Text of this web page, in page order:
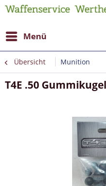
Menü
Übersicht Munition
T4E .50